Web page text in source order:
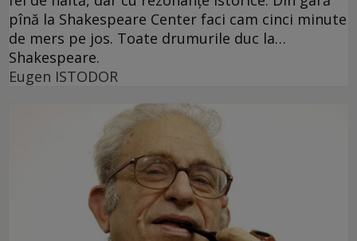
pînă la Shakespeare Center faci cam cinci minute
de mers pe jos. Toate drumurile duc la…
Shakespeare.
Eugen ISTODOR